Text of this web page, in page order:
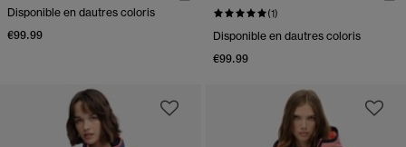
Disponible en dautres coloris
€99.99
(1)
Disponible en dautres coloris
€99.99